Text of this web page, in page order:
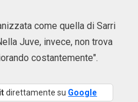
come quella di Sarri
Juve, invece, non trova
costantemente".
direttamente su Google